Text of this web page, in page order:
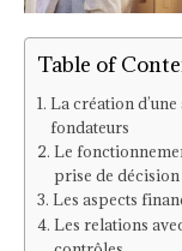
Table of
La création
fondateurs
Le
prise de décision
Les aspects
Les relations